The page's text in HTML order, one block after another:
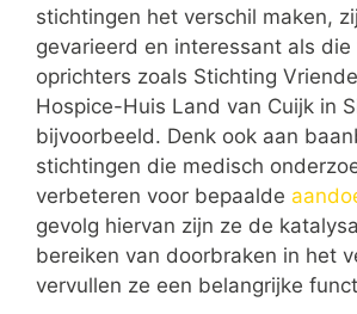
stichtingen het verschil maken,
gevarieerd en interessant als die
oprichters zoals Stichting
Hospice-Huis Land van Cuijk in
bijvoorbeeld. Denk ook aan
stichtingen die medisch
verbeteren voor bepaalde
gevolg hiervan zijn ze de
bereiken van doorbraken in het
vervullen ze een belangrijke